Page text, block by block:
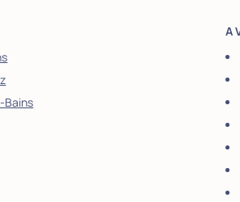
Bains
A